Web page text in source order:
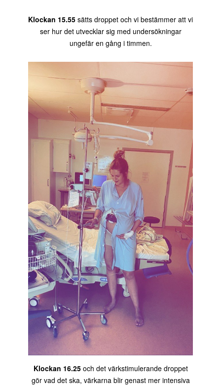
Klockan 15.55 sätts droppet och vi bestämmer att vi
ser hur det utvecklar sig med undersökningar
ungefär en gång i timmen.
Klockan 16.25och det värkstimulerande droppet
gör vad det ska, värkarna blir genast mer intensiva